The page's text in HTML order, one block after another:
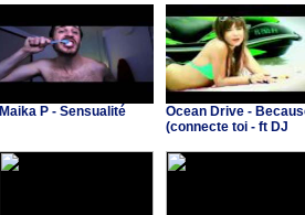
Maika P - Sensualité
Ocean Drive -
(connecte toi - ft DJ